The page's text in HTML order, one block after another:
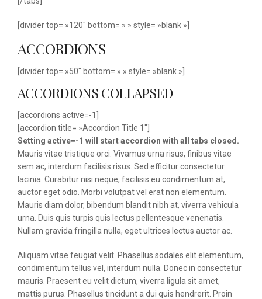
[divider top= »120″ bottom= » » style= »blank »]
ACCORDIONS
[divider top= »50″ bottom= » » style= »blank »]
ACCORDIONS COLLAPSED
[accordions active=-1]
[accordion title= »Accordion Title 1″]
Setting active=-1 will start accordion with all tabs closed.
Mauris vitae tristique orci. Vivamus urna risus, finibus vitae
sem ac, interdum facilisis risus. Sed efficitur consectetur
lacinia. Curabitur nisi neque, facilisis eu condimentum at,
auctor eget odio. Morbi volutpat vel erat non elementum.
Mauris diam dolor, bibendum blandit nibh at, viverra vehicula
urna. Duis quis turpis quis lectus pellentesque venenatis.
Nullam gravida fringilla nulla, eget ultrices lectus auctor ac.
Aliquam vitae feugiat velit. Phasellus sodales elit elementum,
condimentum tellus vel, interdum nulla. Donec in consectetur
mauris. Praesent eu velit dictum, viverra ligula sit amet,
mattis purus. Phasellus tincidunt a dui quis hendrerit. Proin